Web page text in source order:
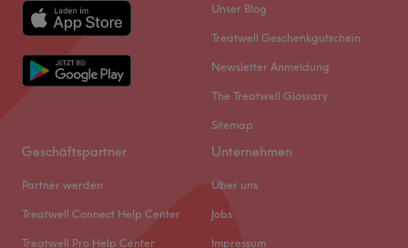
Unser Blog
Treatwell Geschenkgutschein
Newsletter Anmeldung
The Treatwell Glossary
Sitemap
Geschäftspartner
Partner werden
Treatwell Connect Help Center
Treatwell Pro Help Center
Unternehmen
Über uns
Jobs
Impressum